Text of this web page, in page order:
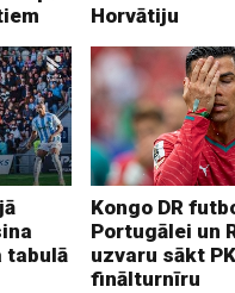
Horvātiju
tabulā
Kongo DR
Portugālei un
uzvaru sākt PK
finālturnīru